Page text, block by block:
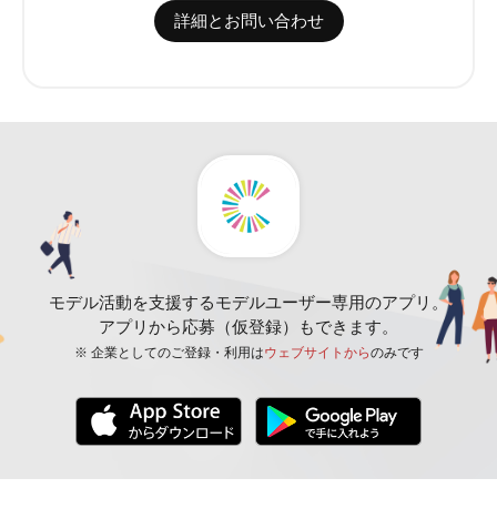
詳細とお問い合わせ
モデル活動を支援するモデルユーザー専用のアプリ。
アプリから応募（仮登録）もできます。
※ 企業としてのご登録・利用はウェブサイトからのみです